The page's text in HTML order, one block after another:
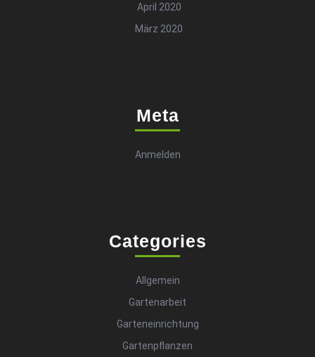
April 2020
März 2020
Meta
Anmelden
Categories
Allgemein
Gartenarbeit
Garteneinrichtung
Gartenpflanzen